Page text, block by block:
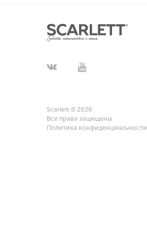
Scarlett © 2026
Все права защищены
Политика конфиденциальности